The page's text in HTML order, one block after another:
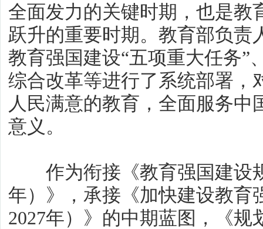
全面发力的关键时期，也是教
跃升的重要时期。教育部负责
教育强国建设“五项重大任务”
综合改革等进行了系统部署，
人民满意的教育，全面服务中
意义。
作为衔接《教育强国建设
年）》，承接《加快建设教
2027年）》的中期蓝图，《规